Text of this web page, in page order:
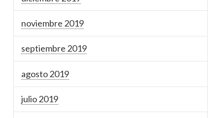
noviembre 2019
septiembre 2019
agosto 2019
julio 2019